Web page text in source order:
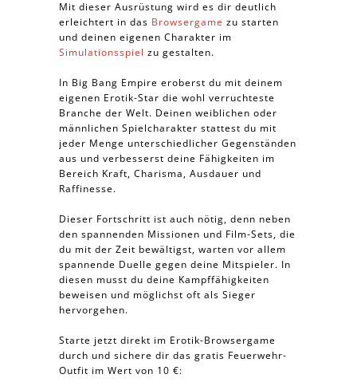
Mit dieser Ausrüstung wird es dir deutlich
erleichtert in das Browsergame zu starten
und deinen eigenen Charakter im
Simulationsspiel zu gestalten.
In Big Bang Empire eroberst du mit deinem
eigenen Erotik-Star die wohl verruchteste
Branche der Welt. Deinen weiblichen oder
männlichen Spielcharakter stattest du mit
jeder Menge unterschiedlicher Gegenständen
aus und verbesserst deine Fähigkeiten im
Bereich Kraft, Charisma, Ausdauer und
Raffinesse.
Dieser Fortschritt ist auch nötig, denn neben
den spannenden Missionen und Film-Sets, die
du mit der Zeit bewältigst, warten vor allem
spannende Duelle gegen deine Mitspieler. In
diesen musst du deine Kampffähigkeiten
beweisen und möglichst oft als Sieger
hervorgehen.
Starte jetzt direkt im Erotik-Browsergame
durch und sichere dir das gratis Feuerwehr-
Outfit im Wert von 10 €: